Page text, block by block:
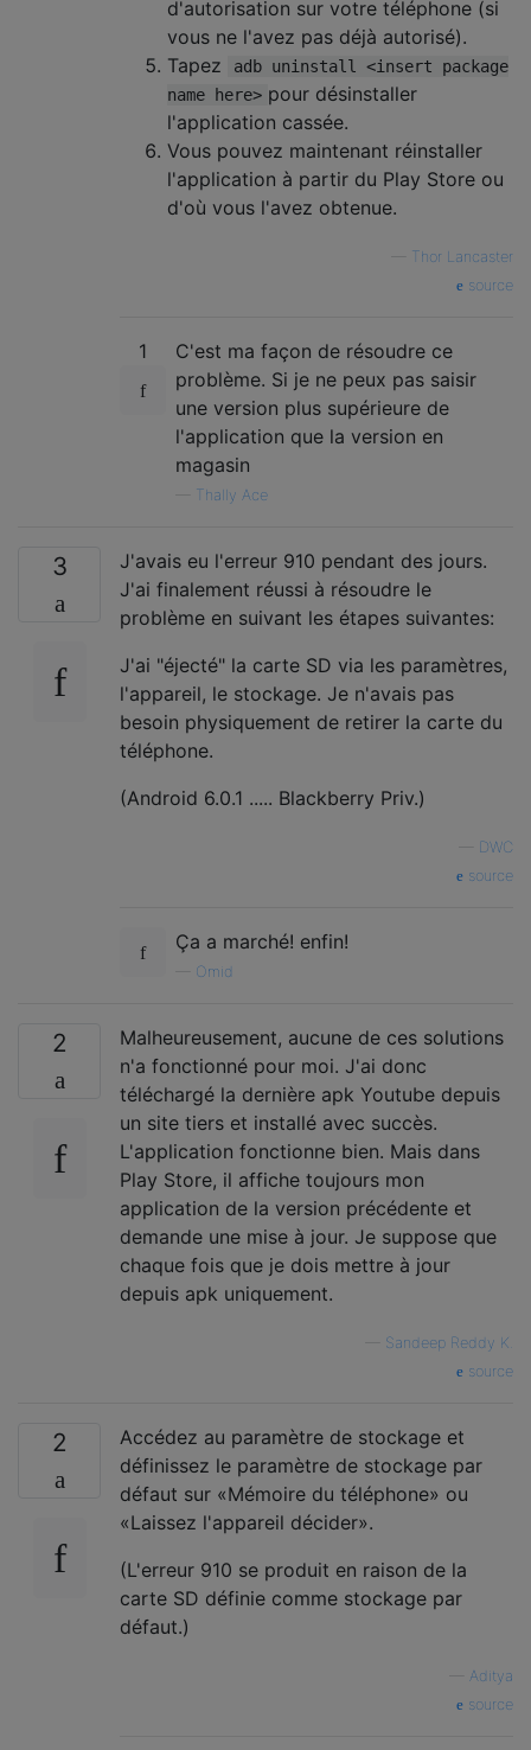
d'autorisation sur votre téléphone (si
vous ne l'avez pas déjà autorisé).
Tapez
adb uninstall <insert package
name here> pour désinstaller
l'application cassée.
Vous pouvez maintenant réinstaller
l'application à partir du Play Store ou
d'où vous l'avez obtenue.
Thor Lancaster
source
1
C'est ma façon de résoudre ce
problème. Si je ne peux pas saisir
une version plus supérieure de
l'application que la version en
magasin
Thally Ace
3
J'avais eu l'erreur 910 pendant des jours.
J'ai finalement réussi à résoudre le
problème en suivant les étapes suivantes:
J'ai "éjecté" la carte SD via les paramètres,
l'appareil, le stockage. Je n'avais pas
besoin physiquement de retirer la carte du
téléphone.
(Android 6.0.1 ..... Blackberry Priv.)
DWC
source
Ça a marché! enfin!
Omid
2
Malheureusement, aucune de ces solutions
n'a fonctionné pour moi. J'ai donc
téléchargé la dernière apk Youtube depuis
un site tiers et installé avec succès.
L'application fonctionne bien. Mais dans
Play Store, il affiche toujours mon
application de la version précédente et
demande une mise à jour. Je suppose que
chaque fois que je dois mettre à jour
depuis apk uniquement.
Sandeep Reddy K.
source
2
Accédez au paramètre de stockage et
définissez le paramètre de stockage par
défaut sur «Mémoire du téléphone» ou
«Laissez l'appareil décider».
(L'erreur 910 se produit en raison de la
carte SD définie comme stockage par
défaut.)
Aditya
source